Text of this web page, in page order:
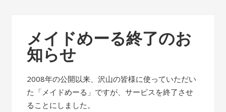
メイドめーる終了のお
知らせ
2008年の公開以来、沢山の皆様に使っていただい
た「メイドめーる」ですが、サービスを終了させ
ることにしました。